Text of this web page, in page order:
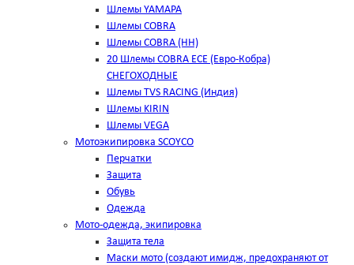
Шлемы YAMAPA
Шлемы COBRA
Шлемы COBRA (HH)
20 Шлемы COBRA ECE (Евро-Кобра)
СНЕГОХОДНЫЕ
Шлемы TVS RACING (Индия)
Шлемы KIRIN
Шлемы VEGA
Мотоэкипировка SCOYCO
Перчатки
Защита
Обувь
Одежда
Мото-одежда, экипировка
Защита тела
Маски мото (создают имидж, предохраняют от